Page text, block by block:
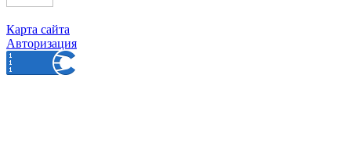
Карта сайта
Авторизация